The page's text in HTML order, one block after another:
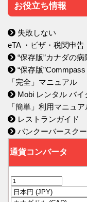
お役立ち情報
失敗しない
eTA ・ビザ・税関申告
“保存版”カナダの
“保存版
「完全」マニュアル
Mobi レンタル バイ
「簡単」利用マニュア
レストランガイド
バンクーバースク